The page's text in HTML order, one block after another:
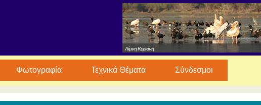
Λίμνη Κερκίνη
Φωτογραφία Τεχνικά Θέματα Σύνδεσμοι